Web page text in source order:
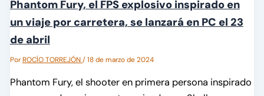
Phantom Fury, el FPS explosivo inspirado en
un viaje por carretera, se lanzará en PC el 23
de abril
PorROCÍO TORREJÓN/18 de marzo de 2024
Phantom Fury, el shooter en primera persona inspirado